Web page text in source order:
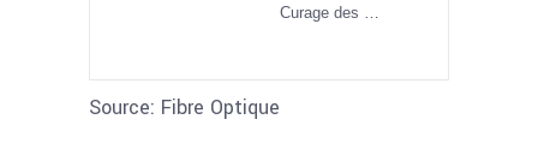
Curage des …
Source: Fibre Optique